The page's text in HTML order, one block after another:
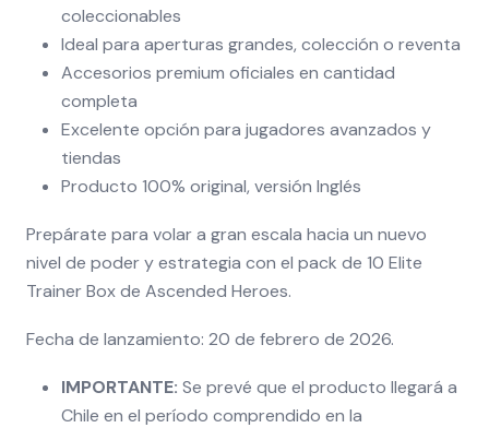
coleccionables
Ideal para aperturas grandes, colección o reventa
Accesorios premium oficiales en cantidad
completa
Excelente opción para jugadores avanzados y
tiendas
Producto 100% original, versión Inglés
Prepárate para volar a gran escala hacia un nuevo
nivel de poder y estrategia con el pack de 10 Elite
Trainer Box de Ascended Heroes.
Fecha de lanzamiento: 20 de febrero de 2026.
IMPORTANTE: Se prevé que el producto llegará a
Chile en el período comprendido en la